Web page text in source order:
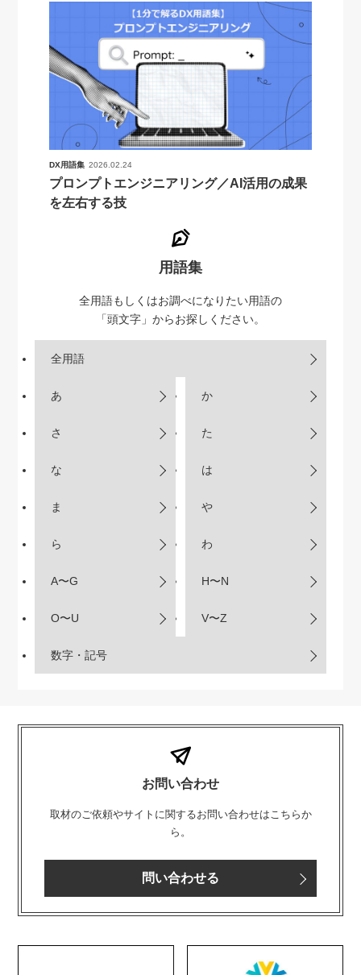
DX用語集 2026.02.24
プロンプトエンジニアリング／AI活用の成果
を左右する技
用語集
全用語もしくはお調べになりたい用語の
「頭文字」からお探しください。
全用語
あ か
さ た
な は
ま や
ら わ
A〜G H〜N
O〜U V〜Z
数字・記号
お問い合わせ
取材のご依頼やサイトに関するお問い合わせはこちらか
ら。
問い合わせる